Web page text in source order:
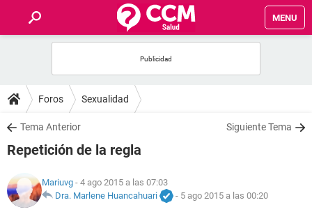
MENU
FOROS
SALUD
FAMILIA
NUTRICIÓN
Foros Sexualidad
Tema Anterior Siguiente Tema
Repetición de la regla
Mariuvg - 4 ago 2015 a las 07:03
Dra. Marlene Huancahuari
- 5 ago 2015 a las 00:20